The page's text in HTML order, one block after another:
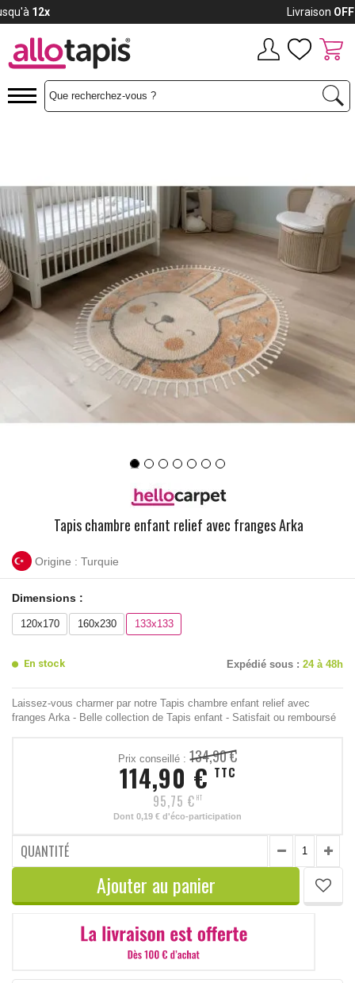
Tapis chambre enfant relief avec franges Arka
Origine : Turquie
Dimensions :
120x170 160x230 133x133
En stock Expédié sous : 24 à 48h
Laissez-vous charmer par notre Tapis chambre enfant relief avec
franges Arka - Belle collection de Tapis enfant - Satisfait ou remboursé
Prix conseillé : 134,90 €
114,90 € TTC
95,75 € HT
Dont 0,19 € d'éco-participation
QUANTITÉ
Ajouter au panier